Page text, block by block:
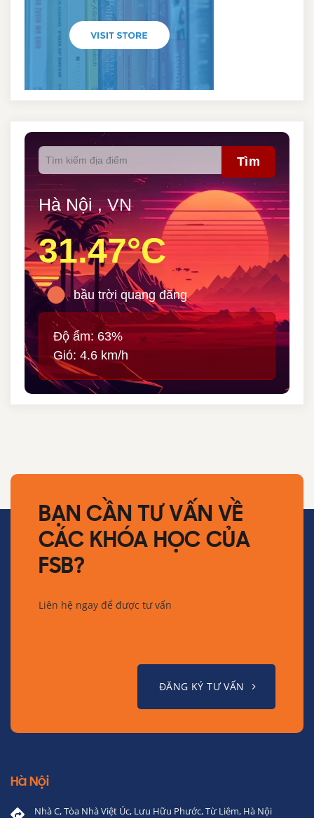
Tìm
Hà Nội , VN
31.47°C
bầu trời quang đãng
Độ ẩm: 63%
Gió: 4.6 km/h
BẠN CẦN TƯ VẤN VỀ
CÁC KHÓA HỌC CỦA
FSB?
Liên hệ ngay để được tư vấn
ĐĂNG KÝ TƯ VẤN
Hà Nội
Nhà C, Tòa Nhà Việt Úc, Lưu Hữu Phước, Từ Liêm, Hà Nội